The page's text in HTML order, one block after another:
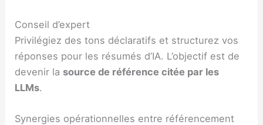
Conseil d’expert
Privilégiez des tons déclaratifs et structurez vos
réponses pour les résumés d’IA. L’objectif est de
devenir la source de référence citée par les
LLMs.
Synergies opérationnelles entre référencement